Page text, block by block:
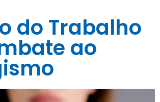
do Trabalho
ao